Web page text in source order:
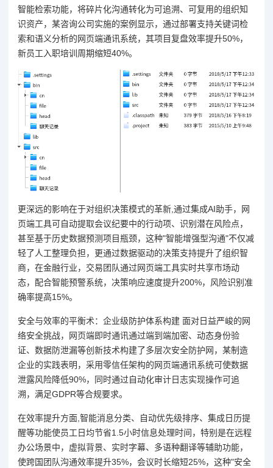
智能检索功能，将碎片化沟通转化为可追溯、可复用的组织知
识资产，某咨询公司实施的案例显示，通过部署支持关键词检
索和语义分析的网页端通讯系统，其项目复盘效率提升50%，
新员工入职培训周期缩短40%。
更深远的影响在于对组织决策模式的革新,通过集成AI助手，网
页端工具可自动提取会议纪要中的行动项、识别潜在风险点，
甚至基于历史数据预测项目瓶颈，这种"智能增强型沟通"不仅减
轻了人工整理负担，更通过数据驱动的决策支持提升了组织智
商，在金融行业，交易团队通过网页端工具实时共享市场动
态，配合智能预警系统，决策响应速度提升200%，风险识别准
确率提高15%。
安全与效率的平衡术：企业级防护体系构建 面对日益严峻的网
络安全挑战，网页端即时通讯通过端到端加密、动态身份验
证、数据防泄漏等创新技术构建了多层次安全防护网，某制造
企业的实践表明，采用零信任架构的网页端通讯系统可使数据
泄露风险降低90%，同时通过自动化审计日志实现操作可追
溯，满足GDPR等合规要求。
在效率提升方面,智能消息分类、自动优先级排序、集成日历提
醒等功能使员工日均节省1.5小时信息处理时间，特别是在远程
办公场景中，虚拟背景、实时字幕、多语种翻译等辅助功能，
使跨国团队沟通效率提升35%，会议时长缩短25%，这种"安全